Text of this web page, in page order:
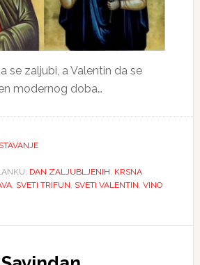
se zaljubi, a Valentin da se
modernog doba…
DAN ZALJUBLJENIH, KRSNA
, SVETI TRIFUN, SVETI VALENTIN, VINO